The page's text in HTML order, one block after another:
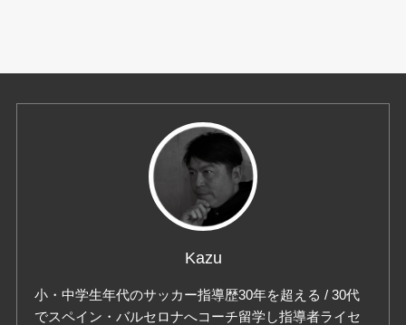
Kazu
小・中学生年代のサッカー指導歴30年を超える / 30代
でスペイン・バルセロナへコーチ留学し指導者ライセ